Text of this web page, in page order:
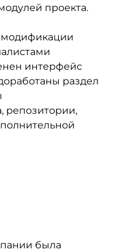
проекта.
модификации
интерфейс
раздел
репозитории,